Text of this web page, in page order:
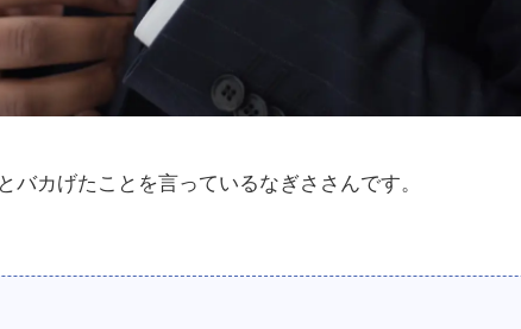
バカげたことを言っているなぎささんです。